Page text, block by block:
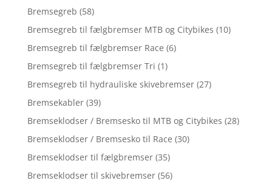
Bremsegreb (58)
Bremsegreb til fælgbremser MTB og Citybikes (10)
Bremsegreb til fælgbremser Race (6)
Bremsegreb til fælgbremser Tri (1)
Bremsegreb til hydrauliske skivebremser (27)
Bremsekabler (39)
Bremseklodser / Bremsesko til MTB og Citybikes (28)
Bremseklodser / Bremsesko til Race (30)
Bremseklodser til fælgbremser (35)
Bremseklodser til skivebremser (56)